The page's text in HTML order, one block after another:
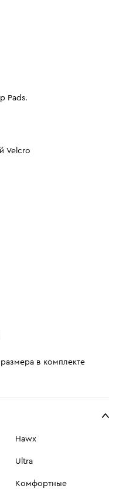
Pads.
Velcro
в комплекте
Hawx
Ultra
Комфортные